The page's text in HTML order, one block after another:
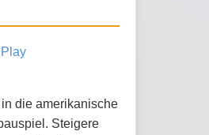
die amerikanische
Steigere